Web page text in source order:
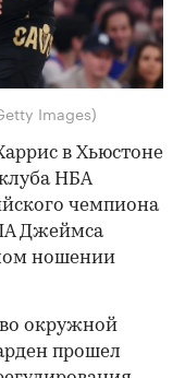
Images)
в Хьюстоне
НБА
чемпиона
Джеймса
ношении
окружной
прошел